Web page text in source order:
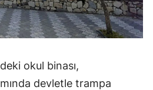
okul binası,
devletle trampa